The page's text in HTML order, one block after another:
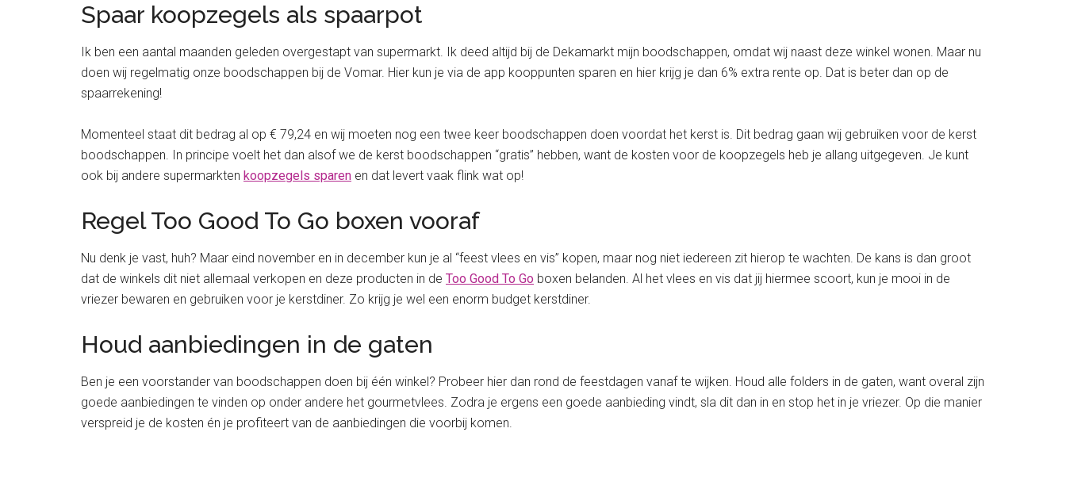
Spaar koopzegels als spaarpot
Ik ben een aantal maanden geleden overgestapt van supermarkt. Ik deed altijd bij de Dekamarkt mijn boodschappen, omdat wij naast deze winkel wonen. Maar nu
doen wij regelmatig onze boodschappen bij de Vomar. Hier kun je via de app kooppunten sparen en hier krijg je dan 6% extra rente op. Dat is beter dan op de
spaarrekening!
Momenteel staat dit bedrag al op € 79,24 en wij moeten nog een twee keer boodschappen doen voordat het kerst is. Dit bedrag gaan wij gebruiken voor de kerst
boodschappen. In principe voelt het dan alsof we de kerst boodschappen “gratis” hebben, want de kosten voor de koopzegels heb je allang uitgegeven. Je kunt
ook bij andere supermarkten koopzegels sparen en dat levert vaak flink wat op!
Regel Too Good To Go boxen vooraf
Nu denk je vast, huh? Maar eind november en in december kun je al “feest vlees en vis” kopen, maar nog niet iedereen zit hierop te wachten. De kans is dan groot
dat de winkels dit niet allemaal verkopen en deze producten in de Too Good To Go boxen belanden. Al het vlees en vis dat jij hiermee scoort, kun je mooi in de
vriezer bewaren en gebruiken voor je kerstdiner. Zo krijg je wel een enorm budget kerstdiner.
Houd aanbiedingen in de gaten
Ben je een voorstander van boodschappen doen bij één winkel? Probeer hier dan rond de feestdagen vanaf te wijken. Houd alle folders in de gaten, want overal zijn
goede aanbiedingen te vinden op onder andere het gourmetvlees. Zodra je ergens een goede aanbieding vindt, sla dit dan in en stop het in je vriezer. Op die manier
verspreid je de kosten én je profiteert van de aanbiedingen die voorbij komen.